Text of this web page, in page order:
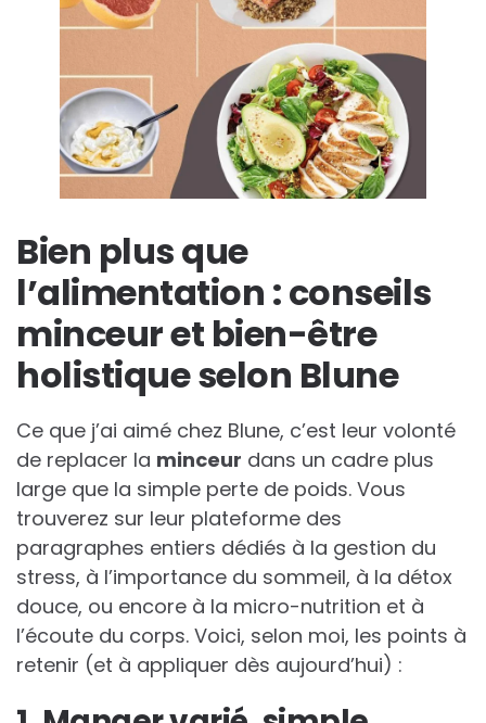
Bien plus que
l’alimentation : conseils
minceur et bien-être
holistique selon Blune
Ce que j’ai aimé chez Blune, c’est leur volonté
de replacer la minceur dans un cadre plus
large que la simple perte de poids. Vous
trouverez sur leur plateforme des
paragraphes entiers dédiés à la gestion du
stress, à l’importance du sommeil, à la détox
douce, ou encore à la micro-nutrition et à
l’écoute du corps. Voici, selon moi, les points à
retenir (et à appliquer dès aujourd’hui) :